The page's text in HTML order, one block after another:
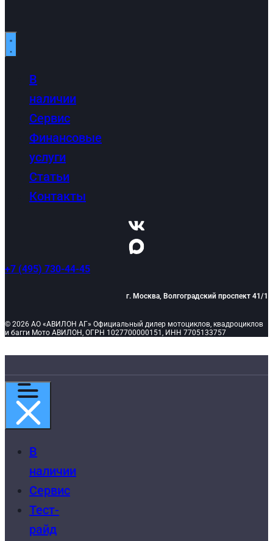
В
наличии
Сервис
Финансовые
услуги
Статьи
Контакты
+7 (495) 730-44-45
г. Москва, Волгоградский проспект 41/1
© 2026 АО «АВИЛОН АГ» Официальный дилер мотоциклов, квадроциклов
и багги Мото АВИЛОН, ОГРН 1027700000151, ИНН 7705133757
В
наличии
Сервис
Тест-
райд